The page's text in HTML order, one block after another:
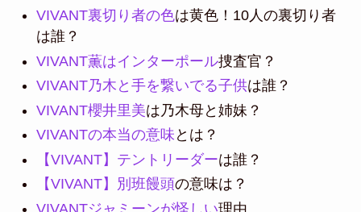
VIVANT裏切り者の色は黄色！10人の裏切り者
は誰？
VIVANT薫はインターポール捜査官？
VIVANT乃木と手を繋いでる子供は誰？
VIVANT櫻井里美は乃木母と姉妹？
VIVANTの本当の意味 とは？
【VIVANT】テントリーダーは誰？
【VIVANT】別班饅頭の意味は？
VIVANTジャミーンが怪しい理由